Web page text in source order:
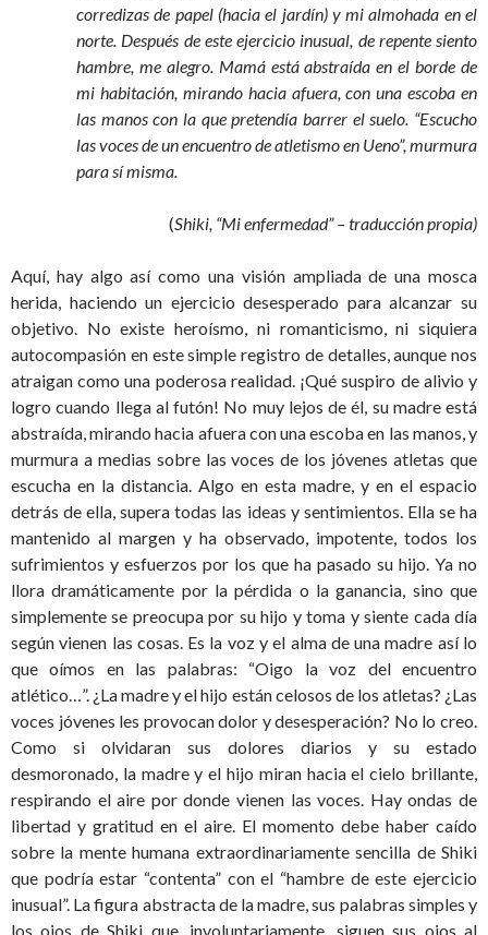
corredizas de papel (hacia el jardín) y mi almohada en el
norte. Después de este ejercicio inusual, de repente siento
hambre, me alegro. Mamá está abstraída en el borde de
mi habitación, mirando hacia afuera, con una escoba en
las manos con la que pretendía barrer el suelo. “Escucho
las voces de un encuentro de atletismo en Ueno”, murmura
para sí misma.
(Shiki, “Mi enfermedad” – traducción propia)
Aquí, hay algo así como una visión ampliada de una mosca
herida, haciendo un ejercicio desesperado para alcanzar su
objetivo. No existe heroísmo, ni romanticismo, ni siquiera
autocompasión en este simple registro de detalles, aunque nos
atraigan como una poderosa realidad. ¡Qué suspiro de alivio y
logro cuando llega al futón! No muy lejos de él, su madre está
abstraída, mirando hacia afuera con una escoba en las manos, y
murmura a medias sobre las voces de los jóvenes atletas que
escucha en la distancia. Algo en esta madre, y en el espacio
detrás de ella, supera todas las ideas y sentimientos. Ella se ha
mantenido al margen y ha observado, impotente, todos los
sufrimientos y esfuerzos por los que ha pasado su hijo. Ya no
llora dramáticamente por la pérdida o la ganancia, sino que
simplemente se preocupa por su hijo y toma y siente cada día
según vienen las cosas. Es la voz y el alma de una madre así lo
que oímos en las palabras: “Oigo la voz del encuentro
atlético…”. ¿La madre y el hijo están celosos de los atletas? ¿Las
voces jóvenes les provocan dolor y desesperación? No lo creo.
Como si olvidaran sus dolores diarios y su estado
desmoronado, la madre y el hijo miran hacia el cielo brillante,
respirando el aire por donde vienen las voces. Hay ondas de
libertad y gratitud en el aire. El momento debe haber caído
sobre la mente humana extraordinariamente sencilla de Shiki
que podría estar “contenta” con el “hambre de este ejercicio
inusual”. La figura abstracta de la madre, sus palabras simples y
los ojos de Shiki que, involuntariamente, siguen sus ojos al